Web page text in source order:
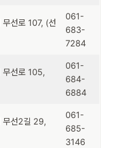
무선로 107, (선
061-
683-
7284
무선로 105,
061-
684-
6884
무선2길 29,
061-
685-
3146